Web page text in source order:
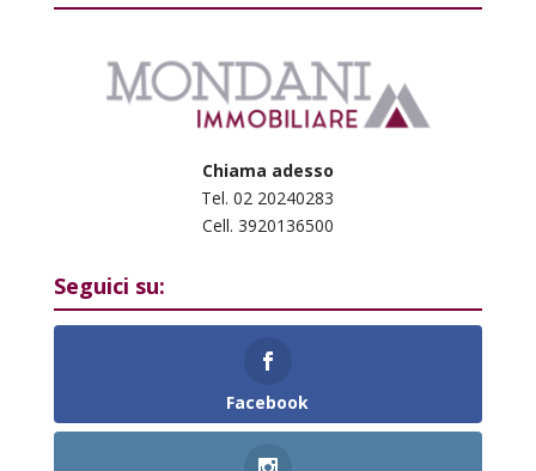
Chiama adesso
Tel. 02 20240283
Cell. 3920136500
Seguici su:
Facebook